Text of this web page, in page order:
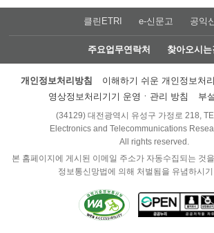
클린ETRI e-신문고 공익
주요업무연락처 찾아오시는
개인정보처리방침 이해하기 쉬운 개인정보처
영상정보처리기기 운영ㆍ관리 방침
부
(34129) 대전광역시 유성구 가정로 218,
Electronics and Telecommunications
All rights reserved.
본 홈페이지에 게시된 이메일 주소가 자동수집되는 것
정보통신망법에 의해 처벌됨을 유념하시